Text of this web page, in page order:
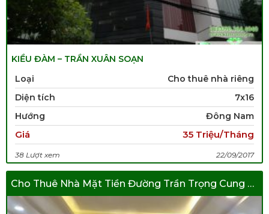
KIỀU ĐÀM – TRẦN XUÂN SOẠN
Loại
Cho thuê nhà riêng
Diện tích
7x16
Hướng
Đông Nam
Giá 35 Triệu/Tháng
38 Lượt xem 22/09/2017
Cho Thuê Nhà Mặt Tiền Đường Trần Trọng Cung KDC Nam Long. 5 Lầu